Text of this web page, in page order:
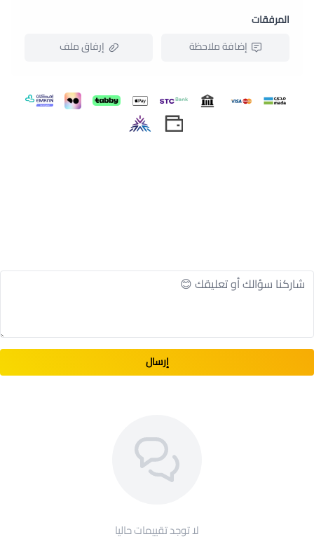
بفضل التنوع في الألوان، يمكن للأفراد اختيار السديري الذي
يعكس شخصيتهم ويبرز جمالهم.
هذا الخاصية مهمة خاصة عندما يتعلق الأمر بالتجول في
الليل أو العمل في بيئات ظلماء.
تتحول إليه.
المرفقات
إضافة ملاحظة
إرفاق ملف
اسحب و افلت الملف هنا
استعراض
إرسال
لا توجد تقييمات حاليا